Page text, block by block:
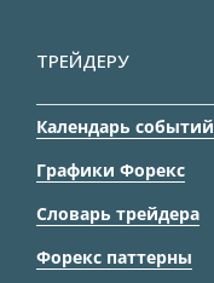
ТРЕЙДЕРУ
Календарь событий
Графики Форекс
Словарь трейдера
Форекс паттерны